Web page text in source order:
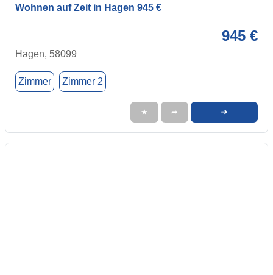
Wohnen auf Zeit in Hagen 945 €
945 €
Hagen, 58099
Zimmer Zimmer 2
★ ➦ ➜